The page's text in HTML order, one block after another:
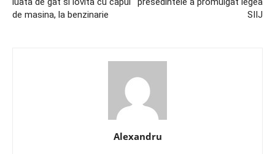
de masina, la benzinarie
SIIJ
Alexandru